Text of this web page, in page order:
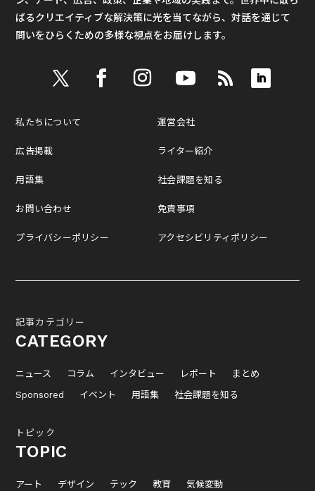
ばるクリエイティブな解決策に光を当てながら、対話を通じて
問いをひらくための多様な視点をお届けします。
私たちについて
広告掲載
用語集
お問い合わせ
プライバシーポリシー
運営会社
ライター紹介
社会課題を知る
免責事項
アクセシビリティポリシー
記事カテゴリー
CATEGORY
ニュース コラム インタビュー レポート
まとめ
Sponsored
イベント 用語集 社会課題を知る
トピック
TOPIC
アート デザイン テック 教育
気候変動